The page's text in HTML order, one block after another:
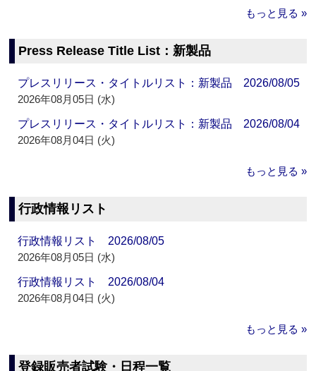
もっと見る »
Press Release Title List：新製品
プレスリリース・タイトルリスト：新製品 2026/08/05
2026年08月05日 (水)
プレスリリース・タイトルリスト：新製品 2026/08/04
2026年08月04日 (火)
もっと見る »
行政情報リスト
行政情報リスト 2026/08/05
2026年08月05日 (水)
行政情報リスト 2026/08/04
2026年08月04日 (火)
もっと見る »
登録販売者試験・日程一覧